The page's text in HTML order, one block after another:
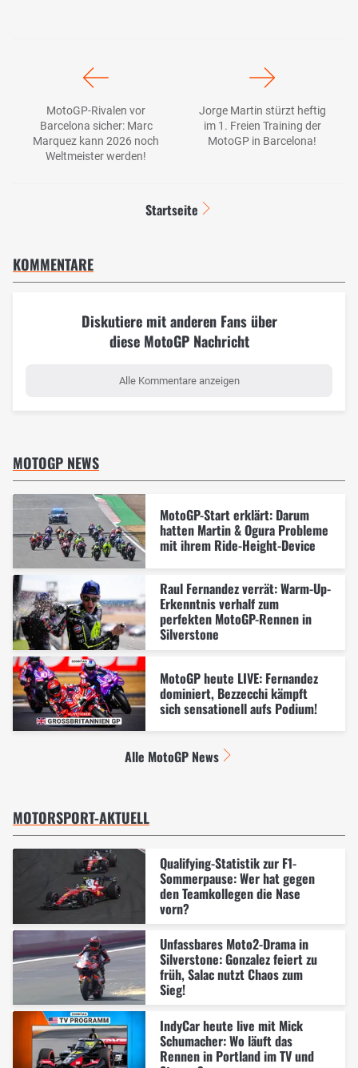
MotoGP-Rivalen vor
Barcelona sicher: Marc
Marquez kann 2026 noch
Weltmeister werden!
Jorge Martin stürzt heftig
im 1. Freien Training der
MotoGP in Barcelona!
Startseite
KOMMENTARE
Diskutiere mit anderen Fans über
diese MotoGP Nachricht
Alle Kommentare anzeigen
MOTOGP NEWS
MotoGP-Start erklärt: Darum
hatten Martin & Ogura Probleme
mit ihrem Ride-Height-Device
Raul Fernandez verrät: Warm-Up-
Erkenntnis verhalf zum
perfekten MotoGP-Rennen in
Silverstone
MotoGP heute LIVE: Fernandez
dominiert, Bezzecchi kämpft
sich sensationell aufs Podium!
Alle MotoGP News
MOTORSPORT-AKTUELL
Qualifying-Statistik zur F1-
Sommerpause: Wer hat gegen
den Teamkollegen die Nase
vorn?
Unfassbares Moto2-Drama in
Silverstone: Gonzalez feiert zu
früh, Salac nutzt Chaos zum
Sieg!
IndyCar heute live mit Mick
Schumacher: Wo läuft das
Rennen in Portland im TV und